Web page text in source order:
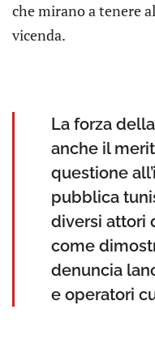
che mirano a tenere
vicenda.
La forza
anche il
questione
pubblica
diversi attori
come
denuncia
e operatori